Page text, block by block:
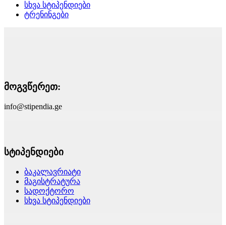
სხვა სტიპენდიები
ტრენინგები
მოგვწერეთ:
info@stipendia.ge
სტიპენდიები
ბაკალავრიატი
მაგისტრატურა
სადოქტორო
სხვა სტიპენდიები